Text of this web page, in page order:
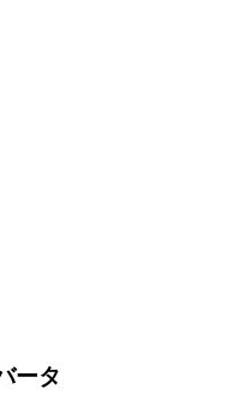
ータ